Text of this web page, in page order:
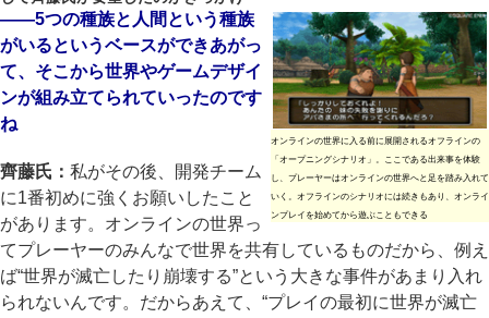
オンラインの世界に入る前に展開されるオフラインの
「オープニングシナリオ」。ここである出来事を体験
し、プレーヤーはオンラインの世界へと足を踏み入れて
いく。オフラインのシナリオには続きもあり、オンライ
ンプレイを始めてから遊ぶこともできる
――5つの種族と人間という種族
がいるというベースができあがっ
て、そこから世界やゲームデザイ
ンが組み立てられていったのです
ね
齊藤氏： 私がその後、開発チーム
に1番初めに強くお願いしたこと
があります。オンラインの世界っ
てプレーヤーのみんなで世界を共有しているものだから、例え
ば“世界が滅亡したり崩壊する”という大きな事件があまり入れ
られないんです。だからあえて、“プレイの最初に世界が滅亡